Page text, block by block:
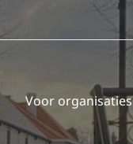
Voor organisaties